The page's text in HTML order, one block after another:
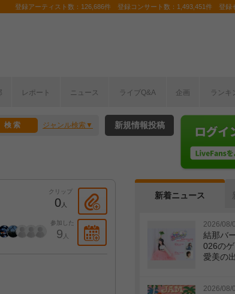
登録アーティスト数：126,686件 登録コンサート数：1,493,451件 登録
レポート ニュース ライブQ&A 企画 ランキ
ジャンル検索 新規情報投稿
クリップ
0人
参加した
9 人
新着ニュース
2026/08/
結那バ
026の
愛美の
2026/08/